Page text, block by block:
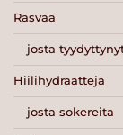
Rasvaa
josta
Hiilihydraatteja
josta sokereita